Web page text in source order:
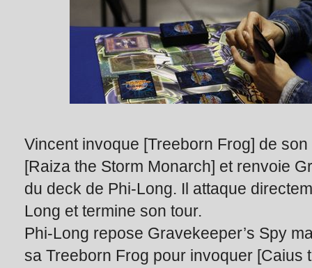
Vincent invoque [Treeborn Frog] de
[Raiza the Storm Monarch] et renvoie
du deck de Phi-Long. Il attaque
Long et termine son tour.
Phi-Long repose Gravekeeper’s Spy
sa Treeborn Frog pour invoquer [Caius